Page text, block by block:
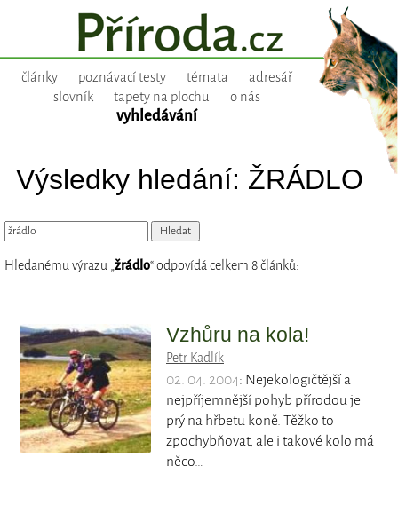
články poznávací testy témata
adresář
slovník
tapety na plochu o nás
vyhledávání
Výsledky hledání: ŽRÁDLO
Hledanému výrazu „žrádlo“ odpovídá celkem 8 článků:
Vzhůru na kola!
Petr Kadlík
02. 04. 2004: Nejekologičtější a
nejpříjemnější pohyb přírodou je
prý na hřbetu koně. Těžko to
zpochybňovat, ale i takové kolo má
něco…